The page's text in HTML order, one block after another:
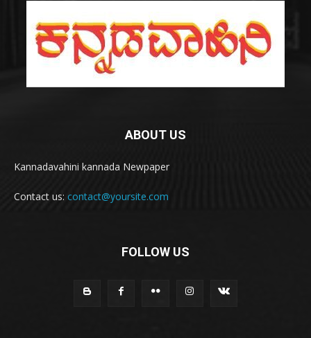
ABOUT US
Kannadavahini kannada Newpaper
Contact us: contact@yoursite.com
FOLLOW US